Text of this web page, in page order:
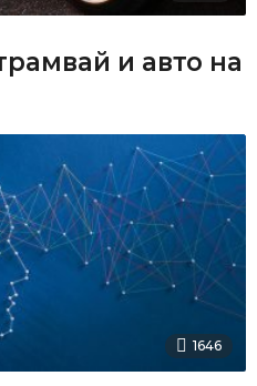
и авто на
1646